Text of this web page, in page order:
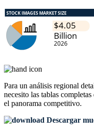
Para un análisis regional
necesito las tablas
el panorama competitivo.
Descargar